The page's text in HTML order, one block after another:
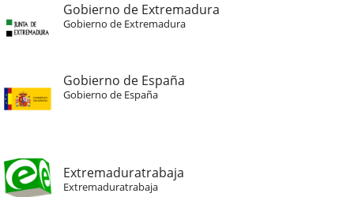
Gobierno de Extremadura
Gobierno de Extremadura
Gobierno de España
Gobierno de España
Extremaduratrabaja
Extremaduratrabaja